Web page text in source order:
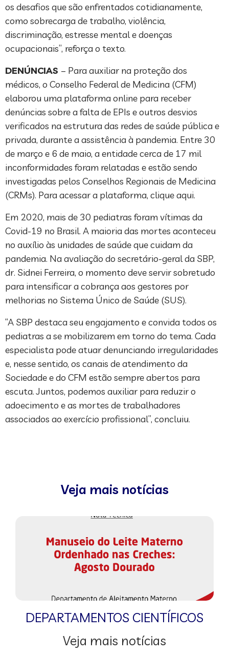
os desafios que são enfrentados cotidianamente,
como sobrecarga de trabalho, violência,
discriminação, estresse mental e doenças
ocupacionais”, reforça o texto.
DENÚNCIAS – Para auxiliar na proteção dos
médicos, o Conselho Federal de Medicina (CFM)
elaborou uma plataforma online para receber
denúncias sobre a falta de EPIs e outros desvios
verificados na estrutura das redes de saúde pública e
privada, durante a assistência à pandemia. Entre 30
de março e 6 de maio, a entidade cerca de 17 mil
inconformidades foram relatadas e estão sendo
investigadas pelos Conselhos Regionais de Medicina
(CRMs). Para acessar a plataforma, clique aqui.
Em 2020, mais de 30 pediatras foram vítimas da
Covid-19 no Brasil. A maioria das mortes aconteceu
no auxílio às unidades de saúde que cuidam da
pandemia. Na avaliação do secretário-geral da SBP,
dr. Sidnei Ferreira, o momento deve servir sobretudo
para intensificar a cobrança aos gestores por
melhorias no Sistema Único de Saúde (SUS).
“A SBP destaca seu engajamento e convida todos os
pediatras a se mobilizarem em torno do tema. Cada
especialista pode atuar denunciando irregularidades
e, nesse sentido, os canais de atendimento da
Sociedade e do CFM estão sempre abertos para
escuta. Juntos, podemos auxiliar para reduzir o
adoecimento e as mortes de trabalhadores
associados ao exercício profissional”, concluiu.
Veja mais notícias
DEPARTAMENTOS CIENTÍFICOS
Veja mais notícias